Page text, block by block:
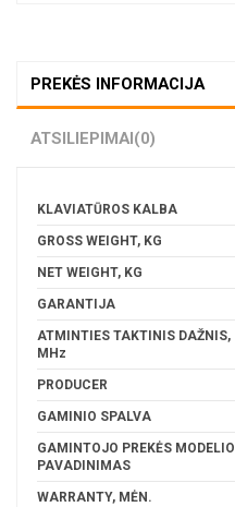
PREKĖS INFORMACIJA
ATSILIEPIMAI(0)
KLAVIATŪROS KALBA
GROSS WEIGHT, KG
NET WEIGHT, KG
GARANTIJA
ATMINTIES TAKTINIS DAŽNIS,
MHz
PRODUCER
GAMINIO SPALVA
GAMINTOJO PREKĖS MODELIO
PAVADINIMAS
WARRANTY, MĖN.